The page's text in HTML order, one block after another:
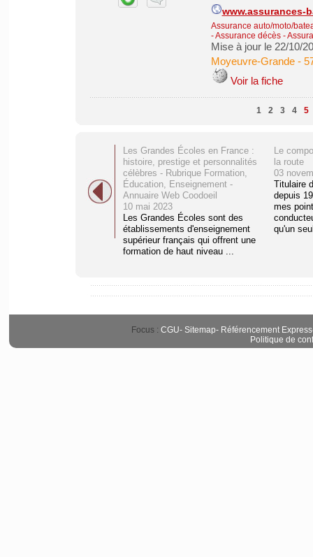
www.assurances-
Assurance auto/moto/
- Assurance décès-
Mise à jour le 22/10/
Moyeuvre-Grande-
Voir la fiche
1 2 3 4 5
Les Grandes Écoles en France :
histoire, prestige et personnalités
célèbres - Rubrique Formation,
Éducation, Enseignement -
Annuaire Web Coodoeil
10 mai 2023
Les Grandes Écoles sont des
établissements d'enseignement
supérieur français qui offrent une
formation de haut niveau ...
Le
la route
03
Titulaire
depuis
mes
qu'un
Focus : CGU- Sitemap- Référencement Express
Politique de